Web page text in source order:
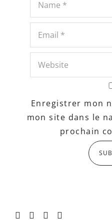
Enregistrer mon
mon site dans le
prochain